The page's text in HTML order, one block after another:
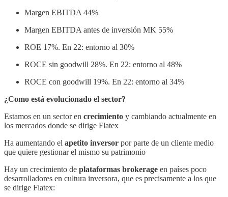
Margen EBITDA 44%
Margen EBITDA antes de inversión MK 55%
ROE 17%. En 22: entorno al 30%
ROCE sin goodwill 28%. En 22: entorno al 48%
ROCE con goodwill 19%. En 22: entorno al 34%
¿Como está evolucionado el sector?
Estamos en un sector en crecimiento y cambiando actualmente en
los mercados donde se dirige Flatex
Ha aumentando el apetito inversor por parte de un cliente medio
que quiere gestionar el mismo su patrimonio
Hay un crecimiento de plataformas brokerage en países poco
desarrolladores en cultura inversora, que es precisamente a los que
se dirige Flatex: